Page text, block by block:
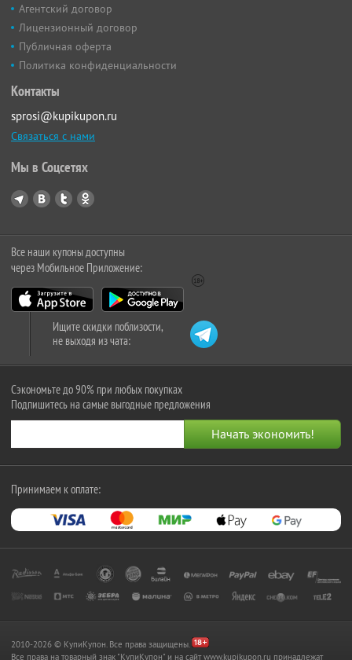
Агентский договор
Лицензионный договор
Публичная оферта
Политика конфиденциальности
Контакты
sprosi@kupikupon.ru
Связаться с нами
Мы в Соцсетях
Все наши купоны доступны
через Мобильное Приложение:
Ищите скидки поблизости,
не выходя из чата:
Сэкономьте до 90% при любых покупках
Подпишитесь на самые выгодные предложения
Принимаем к оплате:
2010-2026 © КупиКупон. Все права защищены.
Все права на товарный знак "КупиКупон" и на сайт www.kupikupon.ru принадлежат